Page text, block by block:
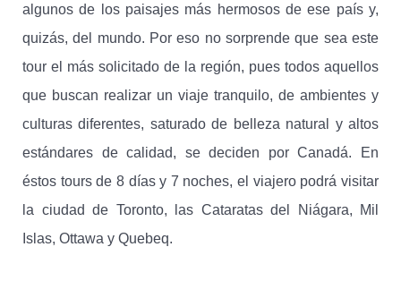
algunos de los paisajes más hermosos de ese país y,
quizás, del mundo. Por eso no sorprende que sea este
tour el más solicitado de la región, pues todos aquellos
que buscan realizar un viaje tranquilo, de ambientes y
culturas diferentes, saturado de belleza natural y altos
estándares de calidad, se deciden por Canadá. En
éstos tours de 8 días y 7 noches, el viajero podrá visitar
la ciudad de Toronto, las Cataratas del Niágara, Mil
Islas, Ottawa y Quebeq.